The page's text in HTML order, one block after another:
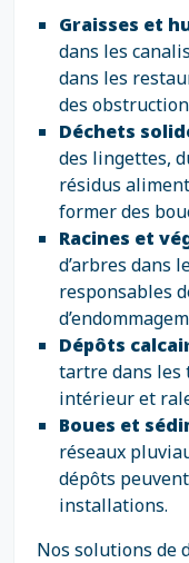
Graisses et
dans les
dans les
des
Déchets
des lingettes,
résidus
former des
Racines et
d’arbres dans
responsables
Dépôts
tartre dans les
intérieur et
Boues et
réseaux
dépôts
installations.
Nos solutions de